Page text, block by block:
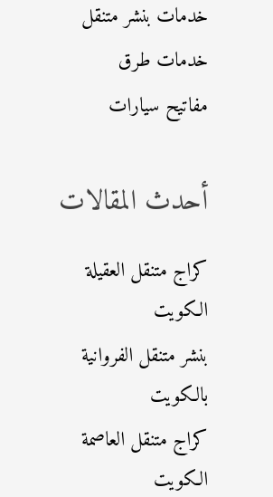
خدمات بنشر متنقل
خدمات طرق
مفاتيح سيارات
أحدث المقالات
كراج متنقل العقيلة
الكويت
بنشر متنقل الفروانية
بالكويت
كراج متنقل العاصمة
الكويت